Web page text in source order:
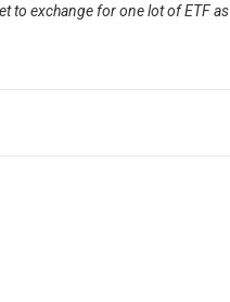
to exchange for one lot of ETF as